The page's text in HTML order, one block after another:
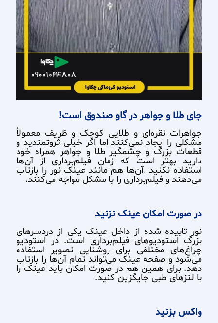
جای طلا و جواهر در گاو صندوق است!
جواهرات نقره‌ای و طلایی کوچک و ظریف معمولاً
مشکلی را ایجاد نمی‌کنند اما اگر خیلی ثروتمندید و
قطعات بزرگ و چشمگیر طلا و جواهر همراه خود
دارید بهتر است که زمان فیلم‌برداری از آن‌ها
استفاده نکنید .آن‌ها هم مانند عینک نور را بازتاب
می‌دهند و فیلم‌برداری را با مشکل مواجه می‌کنند.
در صورت امکان عینک نزنید
نور تابیده شده از داخل عینک یکی از دردسرهای
بزرگ استودیوهای فیلم‌برداری است. در استودیو
چراغ‌های مختلفی برای روشنایی تصویر استفاده
می‌شود و صفحه عینک می‌تواند تمام آن‌ها را بازتاب
دهد. برای همین هم در صورت امکان باید عینک را
با لنزهای طبی جایگزین کنید.
واکس بزنید